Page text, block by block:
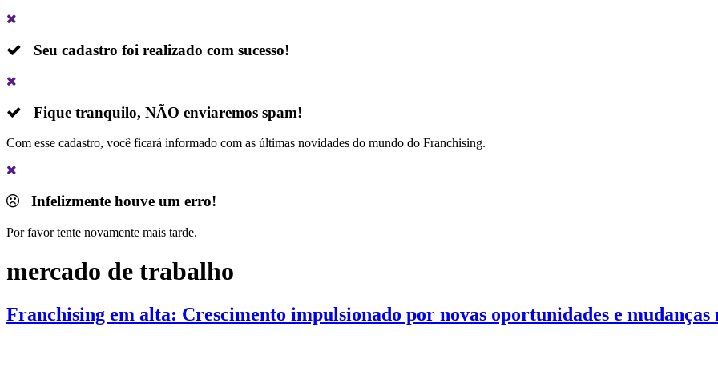
Seu cadastro foi realizado com sucesso!
Fique tranquilo, NÃO enviaremos spam!
Com esse cadastro, você ficará informado com as últimas novidades do mundo do Franchising.
Infelizmente houve um erro!
Por favor tente novamente mais tarde.
mercado de trabalho
Franchising em alta: Crescimento impulsionado por novas oportunidades e